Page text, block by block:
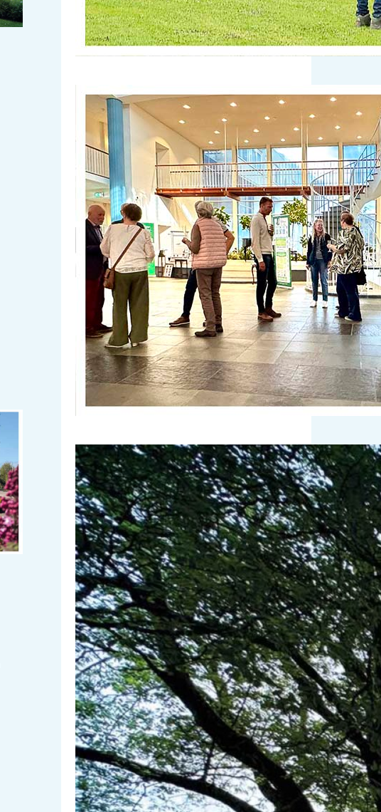
De expositie in de Burgerzaal is
geopend!
Onder het genot van een glas
prosecco en een kleine picknick tussen
de foto’s in de Burgerzaal hebben we
samen met de fotografen van
Fotogroep Aalsmeer en de vijf
deelnemende bruidsparen van de
trouwfoto-remake de opening van de
expositie gevierd. Wat begon als een
eenvoudig idee – het opnieuw
fotograferen van trouwfoto’s die ooit
in…
Wat hebben we genoten!
Het prachtige zomerweer, een
geweldige opkomst en een
fantastische sfeer: ‘Zingen tussen de
seringen’ was een groot succes!
We vonden het geweldig om zoveel
mensen te zien genieten in het
Seringenpark.. Kleedjes op het gras,
meegebrachte stoeltjes en lekkers.
Samen in de schaduw van de bomen
en luisteren naar prachtige a capella
klanken en indrukwekkende…